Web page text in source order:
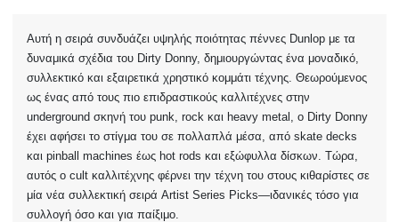
Αυτή η σειρά συνδυάζει υψηλής ποιότητας πέννες Dunlop με τα
δυναμικά σχέδια του Dirty Donny, δημιουργώντας ένα μοναδικό,
συλλεκτικό και εξαιρετικά χρηστικό κομμάτι τέχνης. Θεωρούμενος
ως ένας από τους πιο επιδραστικούς καλλιτέχνες στην
underground σκηνή του punk, rock και heavy metal, ο Dirty Donny
έχει αφήσει το στίγμα του σε πολλαπλά μέσα, από skate decks
και pinball machines έως hot rods και εξώφυλλα δίσκων. Τώρα,
αυτός ο cult καλλιτέχνης φέρνει την τέχνη του στους κιθαρίστες σε
μία νέα συλλεκτική σειρά Artist Series Picks—ιδανικές τόσο για
συλλογή όσο και για παίξιμο.